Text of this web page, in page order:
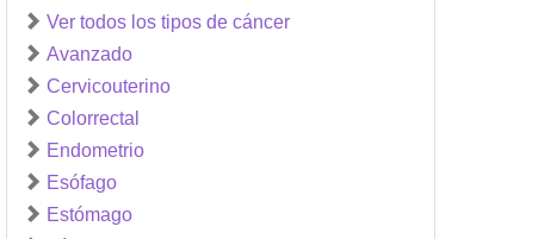
Ver todos los tipos de cáncer
Avanzado
Cervicouterino
Colorrectal
Endometrio
Esófago
Estómago